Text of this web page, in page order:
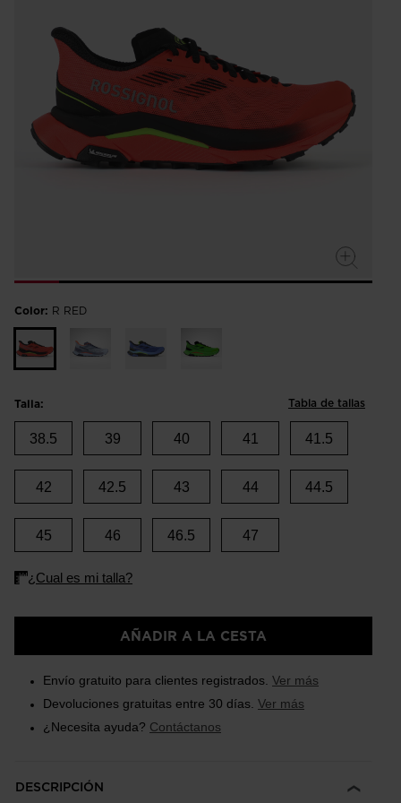
Color: R RED
Talla: Tabla de tallas
38.5 39 40 41 41.5
42 42.5 43 44 44.5
45 46 46.5 47
AÑADIR A LA CESTA
Envío gratuito para clientes registrados. Ver más
Devoluciones gratuitas entre 30 días. Ver más
¿Necesita ayuda? Contáctanos
DESCRIPCIÓN